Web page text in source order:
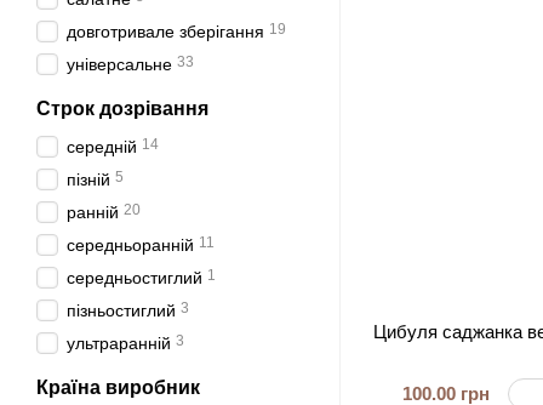
Цибуля саджанка
100.00 грн
довготривале зберігання 19
універсальне 33
Строк дозрівання
середній 14
пізній 5
ранній 20
середньоранній 11
середньостиглий 1
пізньостиглий 3
ультраранній 3
Країна виробник